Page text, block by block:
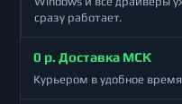
сразу работает.
0 р. Доставка МСК
Курьером в удобное